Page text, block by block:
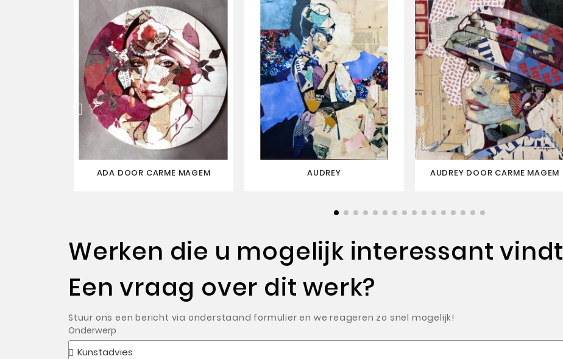
ADA DOOR CARME MAGEM AUDREY AUDREY DOOR CARME MAGEM
Werken die u mogelijk interessant vindt
Een vraag over dit werk?
Stuur ons een bericht via onderstaand formulier en we reageren zo snel mogelijk!
Onderwerp